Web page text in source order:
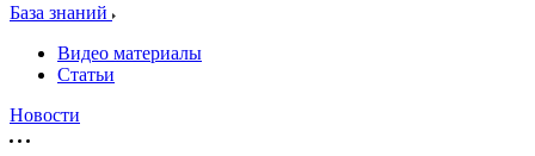
База знаний
Видео материалы
Статьи
Новости